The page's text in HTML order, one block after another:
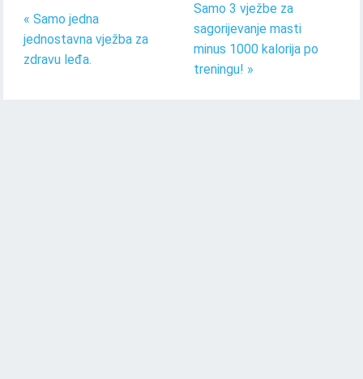
« Samo jedna
jednostavna vježba za
zdravu leđa.
Samo 3 vježbe za
sagorijevanje masti
minus 1000 kalorija po
treningu! »